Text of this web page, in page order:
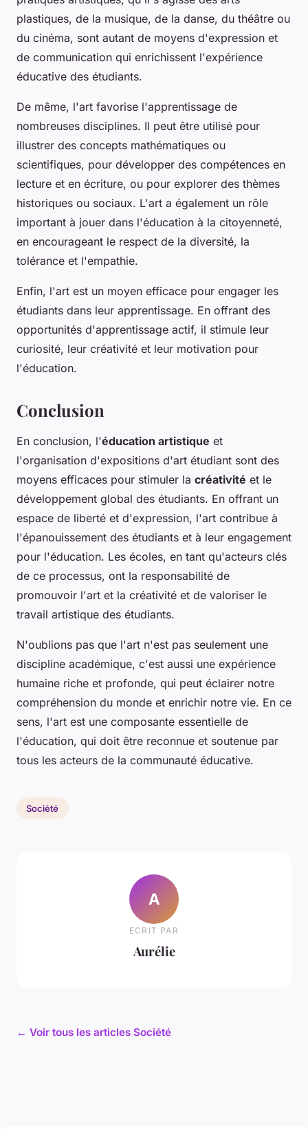
plastiques, de la musique, de la danse, du théâtre ou
du cinéma, sont autant de moyens d'expression et
de communication qui enrichissent l'expérience
éducative des étudiants.
De même, l'art favorise l'apprentissage de
nombreuses disciplines. Il peut être utilisé pour
illustrer des concepts mathématiques ou
scientifiques, pour développer des compétences en
lecture et en écriture, ou pour explorer des thèmes
historiques ou sociaux. L'art a également un rôle
important à jouer dans l'éducation à la citoyenneté,
en encourageant le respect de la diversité, la
tolérance et l'empathie.
Enfin, l'art est un moyen efficace pour engager les
étudiants dans leur apprentissage. En offrant des
opportunités d'apprentissage actif, il stimule leur
curiosité, leur créativité et leur motivation pour
l'éducation.
Conclusion
En conclusion, l'éducation artistique et
l'organisation d'expositions d'art étudiant sont des
moyens efficaces pour stimuler la créativité et le
développement global des étudiants. En offrant un
espace de liberté et d'expression, l'art contribue à
l'épanouissement des étudiants et à leur engagement
pour l'éducation. Les écoles, en tant qu'acteurs clés
de ce processus, ont la responsabilité de
promouvoir l'art et la créativité et de valoriser le
travail artistique des étudiants.
N'oublions pas que l'art n'est pas seulement une
discipline académique, c'est aussi une expérience
humaine riche et profonde, qui peut éclairer notre
compréhension du monde et enrichir notre vie. En ce
sens, l'art est une composante essentielle de
l'éducation, qui doit être reconnue et soutenue par
tous les acteurs de la communauté éducative.
Société
A
ECRIT PAR
Aurélie
← Voir tous les articles Société